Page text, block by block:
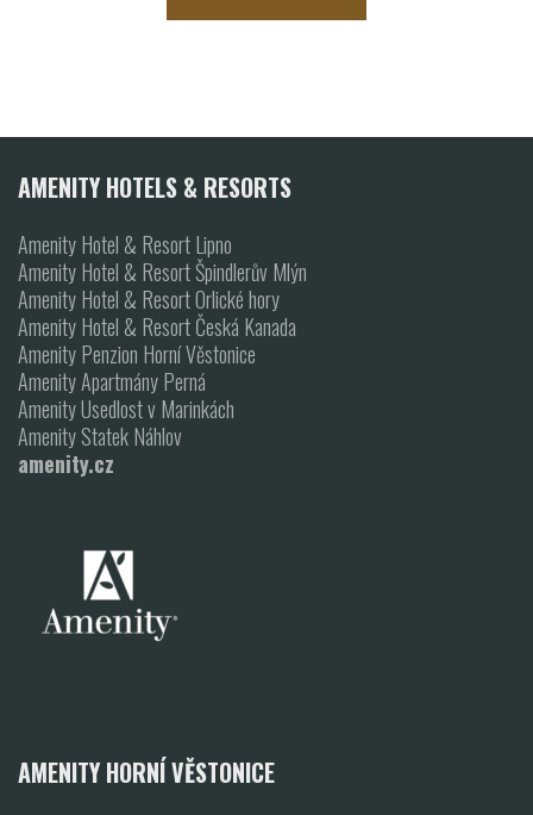
AMENITY HOTELS & RESORTS
Amenity Hotel & Resort Lipno
Amenity Hotel & Resort Špindlerův Mlýn
Amenity Hotel & Resort Orlické hory
Amenity Hotel & Resort Česká Kanada
Amenity Penzion Horní Věstonice
Amenity Apartmány Perná
Amenity Usedlost v Marinkách
Amenity Statek Náhlov
amenity.cz
AMENITY HORNÍ VĚSTONICE